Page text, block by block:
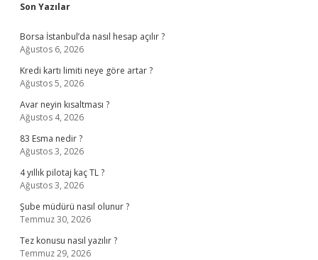
Sidebar
Son Yazılar
Borsa İstanbul’da nasıl hesap açılır ?
Ağustos 6, 2026
Kredi kartı limiti neye göre artar ?
Ağustos 5, 2026
Avar neyin kısaltması ?
Ağustos 4, 2026
83 Esma nedir ?
Ağustos 3, 2026
4 yıllık pilotaj kaç TL ?
Ağustos 3, 2026
Şube müdürü nasıl olunur ?
Temmuz 30, 2026
Tez konusu nasıl yazılır ?
Temmuz 29, 2026